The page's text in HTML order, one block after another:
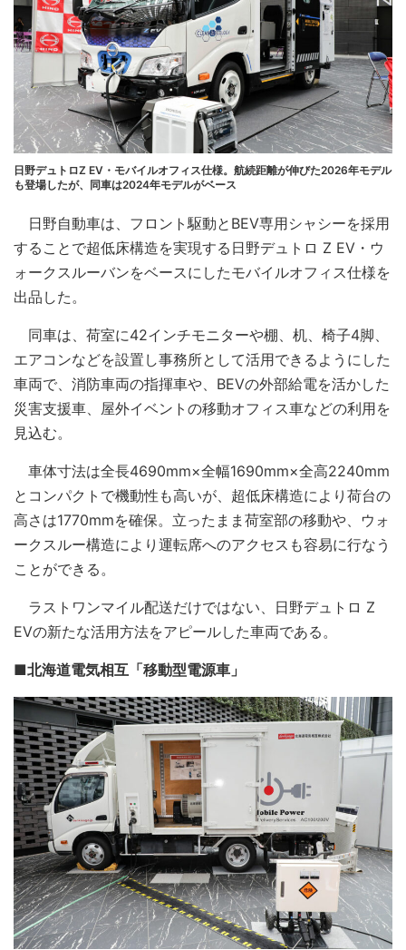
日野デュトロZ EV・モバイルオフィス仕様。航続距離が伸びた2026年モデル
も登場したが、同車は2024年モデルがベース
日野自動車は、フロント駆動とBEV専用シャシーを採用
することで超低床構造を実現する日野デュトロ Z EV・ウ
ォークスルーバンをベースにしたモバイルオフィス仕様を
出品した。
同車は、荷室に42インチモニターや棚、机、椅子4脚、
エアコンなどを設置し事務所として活用できるようにした
車両で、消防車両の指揮車や、BEVの外部給電を活かした
災害支援車、屋外イベントの移動オフィス車などの利用を
見込む。
車体寸法は全長4690mm×全幅1690mm×全高2240mm
とコンパクトで機動性も高いが、超低床構造により荷台の
高さは1770mmを確保。立ったまま荷室部の移動や、ウォ
ークスルー構造により運転席へのアクセスも容易に行なう
ことができる。
ラストワンマイル配送だけではない、日野デュトロ Z
EVの新たな活用方法をアピールした車両である。
■北海道電気相互「移動型電源車」